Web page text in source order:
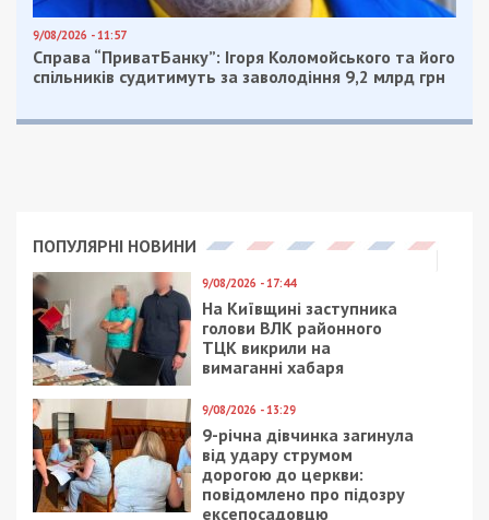
Дані про підозрюваного
Виконавцем виявився рецидивіст із Донецької
області, який раніше мав судимість за умисне
вбивство. За наявною інформацією, він був
завербований представниками РФ після пошуку
пропозицій щодо заробітку в тематичних групах
месенджера Telegram.
Операція із затримання стала можливою завдяки
превентивним заходам СБУ та повідомленню
громадянина, який звернувся на “гарячу лінію”
спецслужби щодо підозрілої особи.